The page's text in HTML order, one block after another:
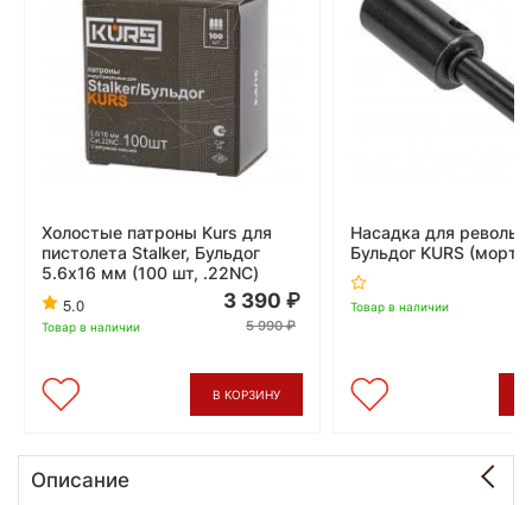
Холостые патроны Kurs для
пистолета Stalker, Бульдог
5.6x16 мм (100 шт, .22NC)
5.0
Товар в наличии
3 390
5 990
В КОРЗИНУ
Насадка для
Бульдог KURS
Товар в наличии
Описание